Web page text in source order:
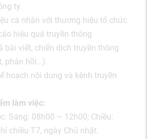
ty.
cá nhân với thương hiệu tổ chức.
hiệu quả truyền thông
bài viết, chiến dịch truyền thông
phản hồi…).
hoạch nội dung và kênh truyền
làm việc:
Sáng: 08h00 – 12h00; Chiều:
chiều T7, ngày Chủ nhật.